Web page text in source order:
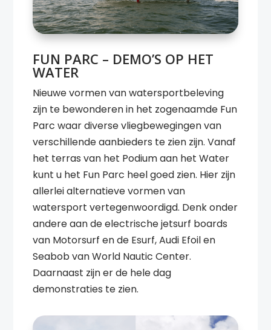
FUN PARC – DEMO’S OP HET
WATER
Nieuwe vormen van watersportbeleving
zijn te bewonderen in het zogenaamde Fun
Parc waar diverse vliegbewegingen van
verschillende aanbieders te zien zijn. Vanaf
het terras van het Podium aan het Water
kunt u het Fun Parc heel goed zien. Hier zijn
allerlei alternatieve vormen van
watersport vertegenwoordigd. Denk onder
andere aan de electrische jetsurf boards
van Motorsurf en de Esurf, Audi Efoil en
Seabob van World Nautic Center.
Daarnaast zijn er de hele dag
demonstraties te zien.